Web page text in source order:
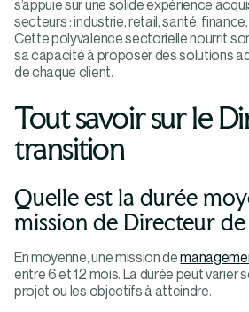
s’appuie sur une solide expérience
secteurs : industrie, retail, santé,
Cette polyvalence sectorielle nourrit
sa capacité à proposer des solutions
de chaque client.
Tout savoir sur le
transition
Quelle est la durée
mission de Directeur
En moyenne, une mission de
entre 6 et 12 mois. La durée peut varier
projet ou les objectifs à atteindre.